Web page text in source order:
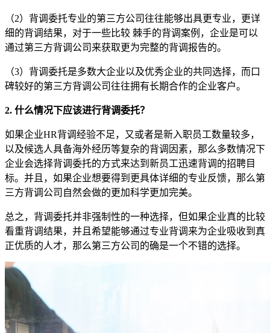
（2）背调委托专业的第三方公司往往能够出具更专业，更详
细的背调结果，对于一些比较 棘手的背调案例，企业是可以
通过第三方背调公司来获取更为完整的背调报告的。
（3）背调委托是多数大企业以及优秀企业的共同选择，而口
碑较好的第三方背调公司往往拥有长期合作的企业客户。
2. 什么情况下应该进行背调委托？
如果企业HR背调经验不足，又或者是新入职员工数量较多，
以及候选人具备海外经历等复杂的背调因素，那么多数情况下
企业会选择背调委托的方式来达到新员工迅速背调的招聘目
标。并且，如果企业想要得到更具体详细的专业反馈，那么第
三方背调公司自然会做的更加科学更加完美。
总之，背调委托并非强制性的一种选择，但如果企业真的比较
看重背调结果，并且希望能够通过专业背调来为企业吸收到真
正优质的人才，那么第三方公司的确是一个不错的选择。